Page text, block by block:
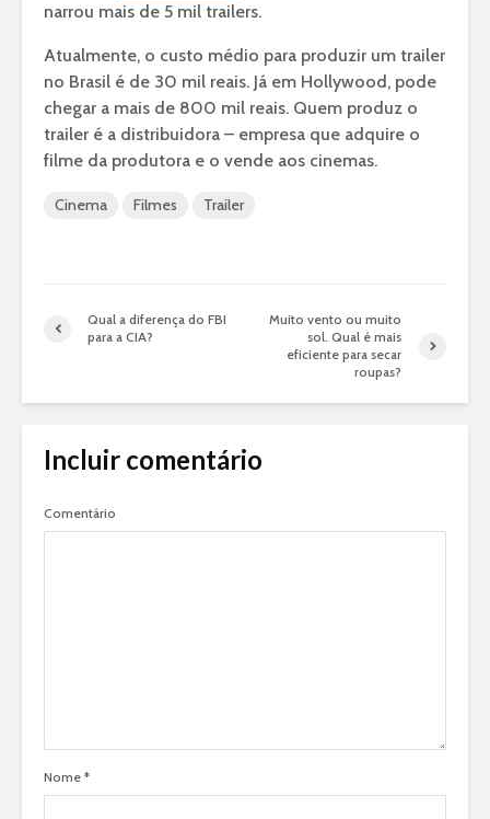
narrou mais de 5 mil trailers.
Atualmente, o custo médio para produzir um trailer
no Brasil é de 30 mil reais. Já em Hollywood, pode
chegar a mais de 800 mil reais. Quem produz o
trailer é a distribuidora – empresa que adquire o
filme da produtora e o vende aos cinemas.
Cinema Filmes Trailer
Qual a diferença do FBI
para a CIA?
Muito vento ou muito
sol. Qual é mais
eficiente para secar
roupas?
Incluir comentário
Comentário
Nome *